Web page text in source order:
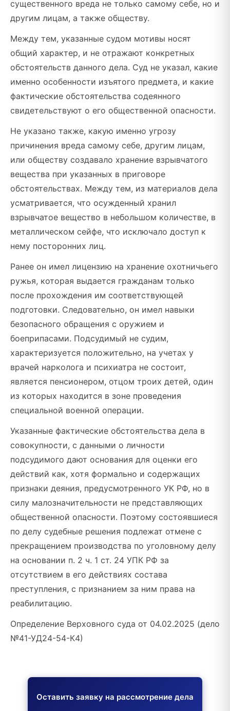
существенного вреда не только самому себе, но и
другим лицам, а также обществу.
Между тем, указанные судом мотивы носят
общий характер, и не отражают конкретных
обстоятельств данного дела. Суд не указал, какие
именно особенности изъятого предмета, и какие
фактические обстоятельства содеянного
свидетельствуют о его общественной опасности.
Не указано также, какую именно угрозу
причинения вреда самому себе, другим лицам,
или обществу создавало хранение взрывчатого
вещества при указанных в приговоре
обстоятельствах. Между тем, из материалов дела
усматривается, что осужденный хранил
взрывчатое вещество в небольшом количестве, в
металлическом сейфе, что исключало доступ к
нему посторонних лиц.
Ранее он имел лицензию на хранение охотничьего
ружья, которая выдается гражданам только
после прохождения им соответствующей
подготовки. Следовательно, он имел навыки
безопасного обращения с оружием и
боеприпасами. Подсудимый не судим,
характеризуется положительно, на учетах у
врачей нарколога и психиатра не состоит,
является пенсионером, отцом троих детей, один
из которых находится в зоне проведения
специальной военной операции.
Указанные фактические обстоятельства дела в
совокупности, с данными о личности
подсудимого дают основания для оценки его
действий как, хотя формально и содержащих
признаки деяния, предусмотренного УК РФ, но в
силу малозначительности не представляющих
общественной опасности. Поэтому состоявшиеся
по делу судебные решения подлежат отмене с
прекращением производства по уголовному делу
на основании п. 2 ч. 1 ст. 24 УПК РФ за
отсутствием в его действиях состава
преступления, с признанием за ним права на
реабилитацию.
Определение Верховного суда от 04.02.2025 (дело
№41-УД24-54-К4)
Оставить заявку на рассмотрение дела